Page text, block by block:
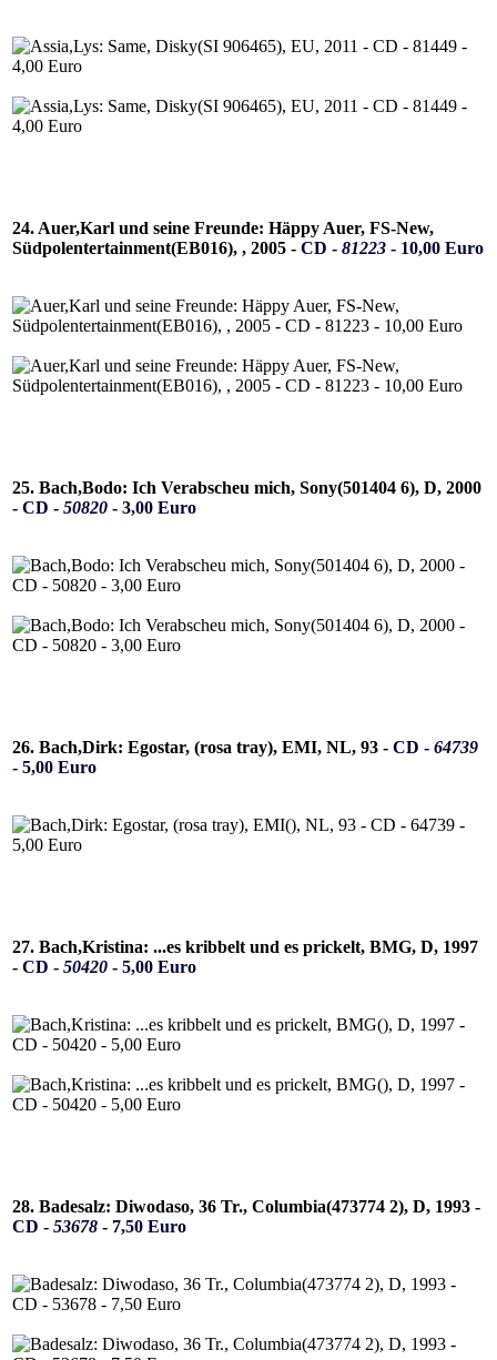
24. Auer,Karl und seine Freunde: Häppy Auer, FS-New,
Südpolentertainment(EB016), , 2005 - CD - 81223 - 10,00 Euro
25. Bach,Bodo: Ich Verabscheu mich, Sony(501404 6), D, 2000
- CD - 50820 - 3,00 Euro
26. Bach,Dirk: Egostar, (rosa tray), EMI, NL, 93 - CD - 64739
- 5,00 Euro
27. Bach,Kristina: ...es kribbelt und es prickelt, BMG, D, 1997
- CD - 50420 - 5,00 Euro
28. Badesalz: Diwodaso, 36 Tr., Columbia(473774 2), D, 1993 -
CD - 53678 - 7,50 Euro